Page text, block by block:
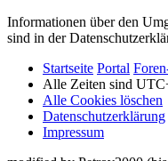
Informationen über den
sind in der
Startseite Portal
Alle Zeiten sind
Alle Cookies löschen
Datenschutzerklärung
Impressum